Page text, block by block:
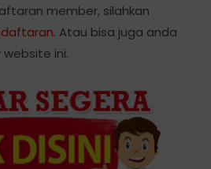
member, silahkan
. Atau bisa juga anda
ini.